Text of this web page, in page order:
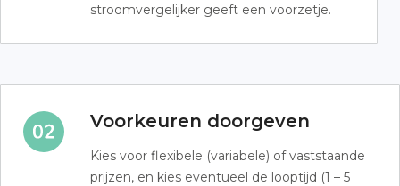
stroomvergelijker geeft een voorzetje.
Voorkeuren doorgeven
Kies voor flexibele (variabele) of vaststaande
prijzen, en kies eventueel de looptijd (1 – 5